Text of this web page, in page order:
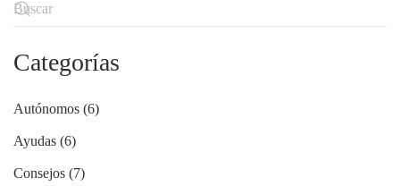
Categorías
Autónomos (6)
Ayudas (6)
Consejos (7)